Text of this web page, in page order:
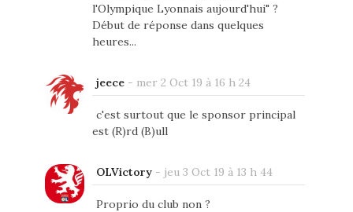
l'Olympique Lyonnais aujourd'hui" ?
Début de réponse dans quelques
heures...
jeece- mer 2 Oct 19 à 16 h 24
c'est surtout que le sponsor principal
est (R)rd (B)ull
OLVictory- jeu 3 Oct 19 à 13 h 44
Proprio du club non ?